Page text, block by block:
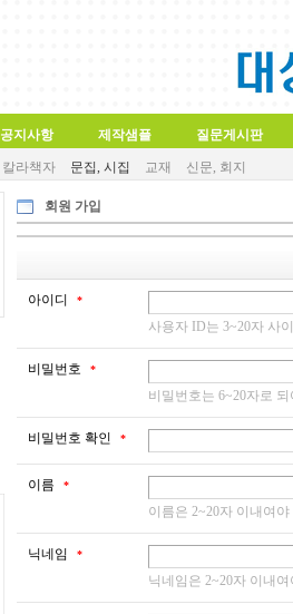
공지사항 제작샘플 질문게시판
칼라책자 문집, 시집 교재 신문, 회지
회원 가입
아이디 *
사용자 ID는 3~20자 사
비밀번호 *
비밀번호는 6~20자로
비밀번호 확인 *
이름 *
이름은 2~20자 이내여
닉네임 *
닉네임은 2~20자 이내